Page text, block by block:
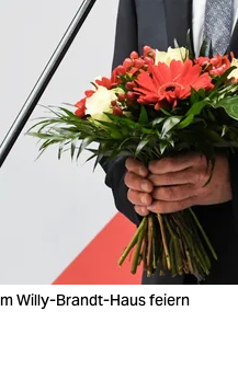
Willy-Brandt-Haus feiern